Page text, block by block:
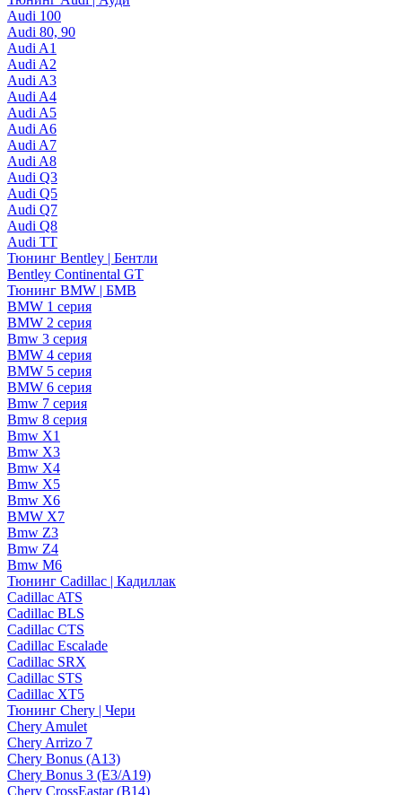
Audi 100
Audi 80, 90
Audi A1
Audi A2
Audi A3
Audi A4
Audi A5
Audi A6
Audi A7
Audi A8
Audi Q3
Audi Q5
Audi Q7
Audi Q8
Audi TT
Тюнинг Bentley | Бентли
Bentley Continental GT
Тюнинг BMW | БМВ
BMW 1 серия
BMW 2 серия
Bmw 3 серия
BMW 4 серия
BMW 5 серия
BMW 6 серия
Bmw 7 серия
Bmw 8 серия
Bmw X1
Bmw X3
Bmw X4
Bmw X5
Bmw X6
BMW X7
Bmw Z3
Bmw Z4
Bmw М6
Тюнинг Cadillac | Кадиллак
Cadillac ATS
Cadillac BLS
Cadillac CTS
Cadillac Escalade
Cadillac SRX
Cadillac STS
Cadillac XT5
Тюнинг Chery | Чери
Chery Amulet
Chery Arrizo 7
Chery Bonus (A13)
Chery Bonus 3 (E3/A19)
Chery CrossEastar (B14)